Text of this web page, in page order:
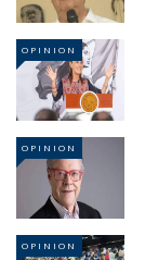
OPINION
OPINION
OPINION